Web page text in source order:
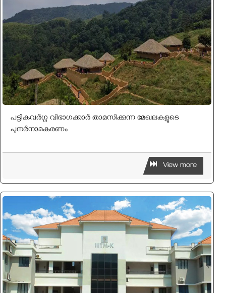
പട്ടികവർഗ്ഗ വിഭാഗക്കാർ താമസിക്കുന്ന മേഖലകളുടെ
പുനർനാമകരണം
View more